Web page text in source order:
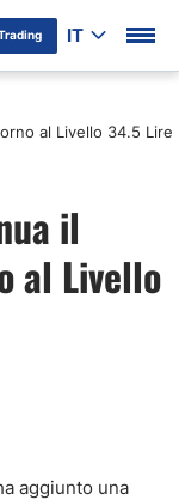
IT
al Livello 34.5 Lire
il
al Livello
aggiunto una